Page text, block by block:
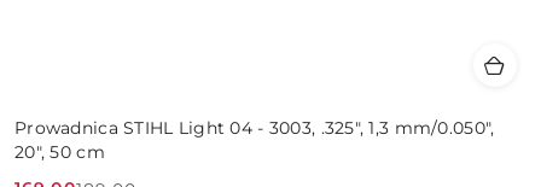
Prowadnica STIHL Light 04 - 3003, .325", 1,3 mm/0.050",
20", 50 cm